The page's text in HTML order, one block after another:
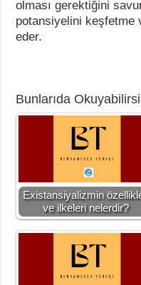
olması gerektiğini
potansiyelini keşfetme
eder.
Bunlarıda
Existansiyalizmin
ve ilkeleri nelerdir?